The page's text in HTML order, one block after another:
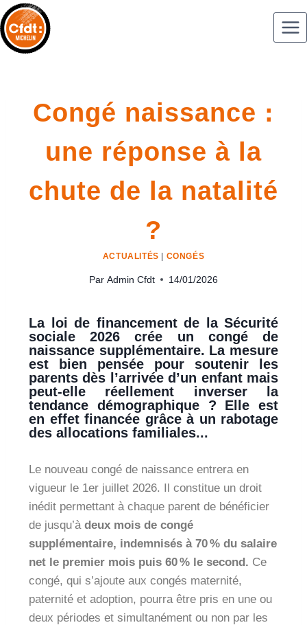
Congé naissance :
une réponse à la
chute de la natalité
?
ACTUALITÉS CONGÉS
Par Admin Cfdt 14/01/2026
La loi de financement de la Sécurité
sociale 2026 crée un congé de
naissance supplémentaire. La mesure
est bien pensée pour soutenir les
parents dès l’arrivée d’un enfant mais
peut-elle réellement inverser la
tendance démographique ? Elle est
en effet financée grâce à un rabotage
des allocations familiales...
Le nouveau congé de naissance entrera en
vigueur le 1er juillet 2026. Il constitue un droit
inédit permettant à chaque parent de bénéficier
de jusqu’à deux mois de congé
supplémentaire, indemnisés à 70 % du salaire
net le premier mois puis 60 % le second. Ce
congé, qui s’ajoute aux congés maternité,
paternité et adoption, pourra être pris en une ou
deux périodes et simultanément ou non par les